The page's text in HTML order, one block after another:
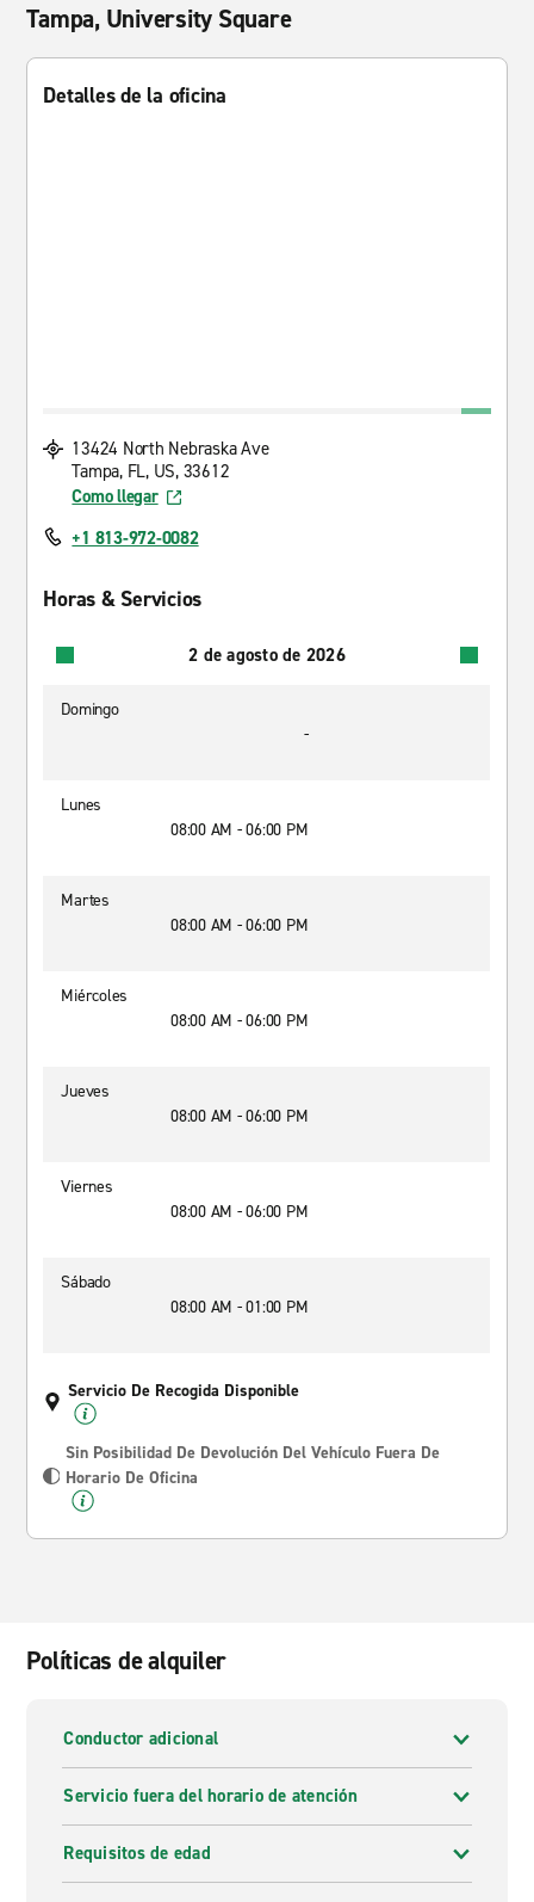
Tampa, University Square
Detalles de la oficina
13424 North Nebraska Ave
Tampa, FL, US, 33612
Como llegar
+1 813-972-0082
Horas & Servicios
2 de agosto de 2026
Domingo
-
Lunes
08:00 AM - 06:00 PM
Martes
08:00 AM - 06:00 PM
Miércoles
08:00 AM - 06:00 PM
Jueves
08:00 AM - 06:00 PM
Viernes
08:00 AM - 06:00 PM
Sábado
08:00 AM - 01:00 PM
Servicio De Recogida Disponible
Sin Posibilidad De Devolución Del Vehículo Fuera De
Horario De Oficina
Políticas de alquiler
Conductor adicional
Servicio fuera del horario de atención
Requisitos de edad